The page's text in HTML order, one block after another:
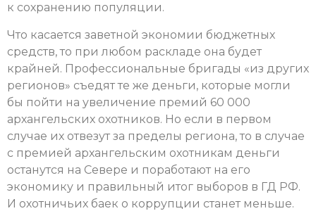
к сохранению популяции.
Что касается заветной экономии бюджетных
средств, то при любом раскладе она будет
крайней. Профессиональные бригады «из других
регионов» съедят те же деньги, которые могли
бы пойти на увеличение премий 60 000
архангельских охотников. Но если в первом
случае их отвезут за пределы региона, то в случае
с премией архангельским охотникам деньги
останутся на Севере и поработают на его
экономику и правильный итог выборов в ГД РФ.
И охотничьих баек о коррупции станет меньше.